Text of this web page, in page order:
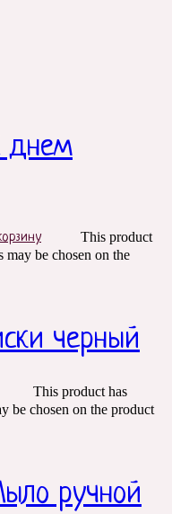
днем
This product
may be chosen on the
черный
This product has
be chosen on the product
ручной